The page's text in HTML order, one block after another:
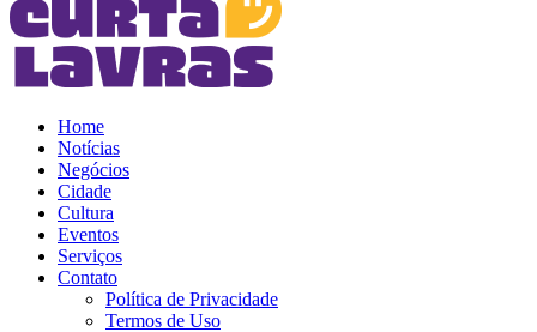
Home
Notícias
Negócios
Cidade
Cultura
Eventos
Serviços
Contato
Política de Privacidade
Termos de Uso